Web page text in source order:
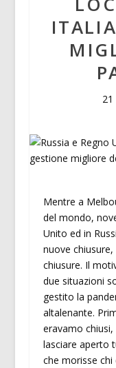
21
Mentre a
del mondo,
Unito ed in
nuove
chiusure. Il
due situazioni
gestito la
altalenante.
eravamo
lasciare aperto
che morisse